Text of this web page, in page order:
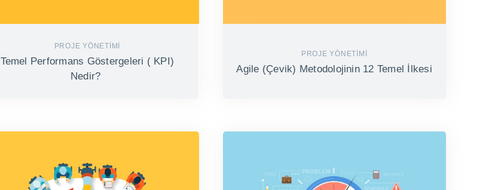
PROJE YÖNETIMI
Temel Performans Göstergeleri ( KPI)
Nedir?
PROJE YÖNETIMI
Agile (Çevik) Metodolojinin 12 Temel İlkesi